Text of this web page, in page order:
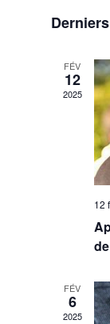
FÉV
12
2025
12
FÉV
6
2025